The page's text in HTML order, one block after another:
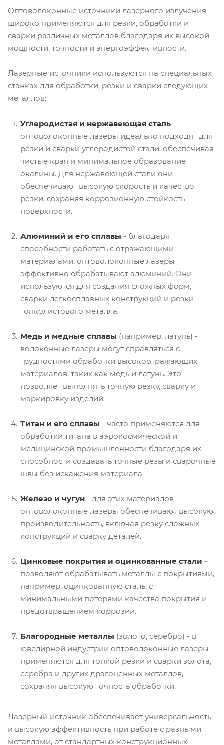
Оптоволоконные источники лазерного излучения
широко применяются для резки, обработки и
сварки различных металлов благодаря их высокой
мощности, точности и энергоэффективности.
Лазерные источники используются на специальных
станках для обработки, резки и сварки следующих
металлов:
Углеродистая и нержавеющая сталь -
оптоволоконные лазеры идеально подходят для
резки и сварки углеродистой стали, обеспечивая
чистые края и минимальное образование
окалины. Для нержавеющей стали они
обеспечивают высокую скорость и качество
резки, сохраняя коррозионную стойкость
поверхности.
Алюминий и его сплавы - благодаря
способности работать с отражающими
материалами, оптоволоконные лазеры
эффективно обрабатывают алюминий. Они
используются для создания сложных форм,
сварки легкосплавных конструкций и резки
тонколистового металла.
Медь и медные сплавы (например, латунь) -
волоконные лазеры могут справляться с
трудностями обработки высокоотражающих
материалов, таких как медь и латунь. Это
позволяет выполнять точную резку, сварку и
маркировку изделий.
Титан и его сплавы - часто применяются для
обработки титана в аэрокосмической и
медицинской промышленности благодаря их
способности создавать точные резы и сварочные
швы без искажения материала.
Железо и чугун - для этих материалов
оптоволоконные лазеры обеспечивают высокую
производительность, включая резку сложных
конструкций и сварку деталей.
Цинковые покрытия и оцинкованные стали -
позволяют обрабатывать металлы с покрытиями,
например, оцинкованную сталь, с
минимальными потерями качества покрытия и
предотвращением коррозии.
Благородные металлы (золото, серебро) - в
ювелирной индустрии оптоволоконные лазеры
применяются для тонкой резки и сварки золота,
серебра и других драгоценных металлов,
сохраняя высокую точность обработки.
Лазерный источник обеспечивает универсальность
и высокую эффективность при работе с разными
металлами, от стандартных конструкционных